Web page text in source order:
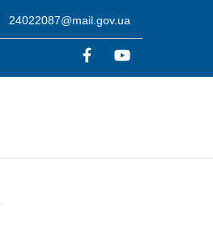
24022087@mail.gov.ua